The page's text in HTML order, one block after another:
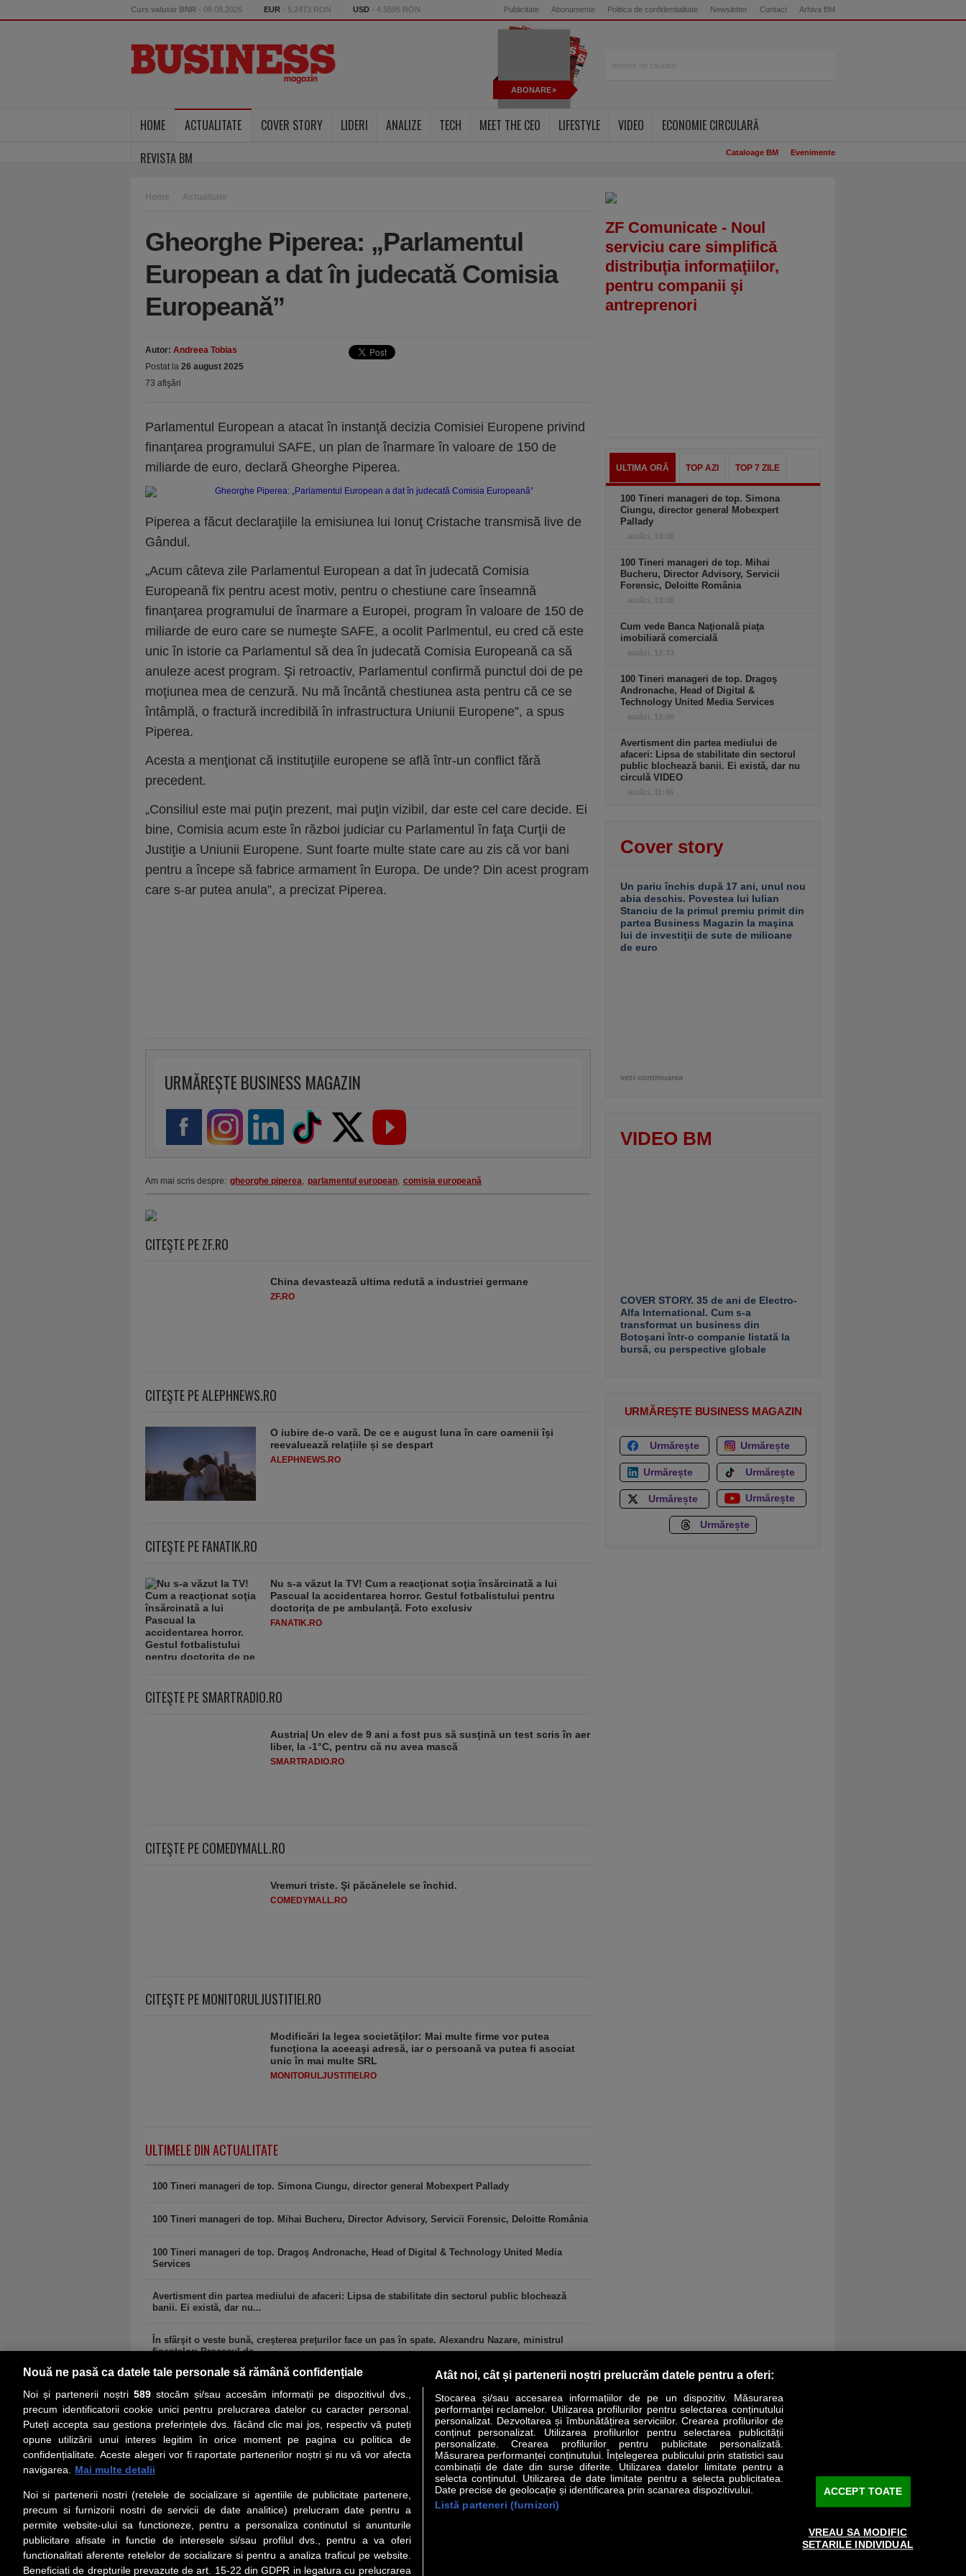
Curs valutar BNR - 09.08.2026 EUR - 5.2473 RON USD - 4.5595 RON Publicitate Abonamente Politica de confidentialitate Newsletter Contact Arhiva BM
ABONARE
HOME ACTUALITATE COVER STORY LIDERI ANALIZE TECH MEET THE CEO LIFESTYLE VIDEO
ECONOMIE CIRCULARĂ
REVISTA BM
Cataloage BM Evenimente
Home Actualitate
Gheorghe Piperea: „Parlamentul
European a dat în judecată Comisia
Europeană”
Autor: Andreea Tobias
Postat la 26 august 2025
73 afişări
Parlamentul European a atacat în instanţă decizia Comisiei Europene privind
finanţarea programului SAFE, un plan de înarmare în valoare de 150 de
miliarde de euro, declară Gheorghe Piperea.
Piperea a făcut declaraţiile la emisiunea lui Ionuţ Cristache transmisă live de
Gândul.
„Acum câteva zile Parlamentul European a dat în judecată Comisia
Europeană fix pentru acest motiv, pentru o chestiune care înseamnă
finanţarea programului de înarmare a Europei, program în valoare de 150 de
miliarde de euro care se numeşte SAFE, a ocolit Parlmentul, eu cred că este
unic în istorie ca Parlamentul să dea în judecată Comisia Europeană ca să
anuleze acest program. Şi retroactiv, Parlamentul confirmă punctul doi de pe
moţiunea mea de cenzură. Nu mă încântă chestiunea asta pentru că ce se
întâmplă, o fractură incredibilă în infrastructura Uniunii Europene”, a spus
Piperea.
Acesta a menţionat că instituţiile europene se află într-un conflict fără
precedent.
„Consiliul este mai puţin prezent, mai puţin vizibil, dar este cel care decide. Ei
bine, Comisia acum este în război judiciar cu Parlamentul în faţa Curţii de
Justiţie a Uniunii Europene. Sunt foarte multe state care au zis că vor bani
pentru a începe să fabrice armament în Europa. De unde? Din acest program
care s-ar putea anula”, a precizat Piperea.
URMĂREȘTE BUSINESS MAGAZIN
Am mai scris despre: gheorghe piperea, parlamentul european, comisia europeană
CITEŞTE PE ZF.RO
China devastează ultima redută a industriei germane
ZF.RO
CITEŞTE PE ALEPHNEWS.RO
O iubire de-o vară. De ce e august luna în care oamenii își
reevaluează relațiile și se despart
ALEPHNEWS.RO
CITEŞTE PE FANATIK.RO
Nu s-a văzut la TV! Cum a reacţionat soţia însărcinată a lui
Pascual la accidentarea horror. Gestul fotbalistului pentru
doctoriţa de pe ambulanţă. Foto exclusiv
FANATIK.RO
CITEŞTE PE SMARTRADIO.RO
Austria| Un elev de 9 ani a fost pus să susţină un test scris în aer
liber, la -1°C, pentru că nu avea mască
SMARTRADIO.RO
CITEŞTE PE COMEDYMALL.RO
Vremuri triste. Şi păcănelele se închid.
COMEDYMALL.RO
CITEŞTE PE MONITORULJUSTITIEI.RO
Modificări la legea societăţilor: Mai multe firme vor putea
funcţiona la aceeaşi adresă, iar o persoană va putea fi asociat
unic în mai multe SRL
MONITORULJUSTITIEI.RO
ULTIMELE DIN ACTUALITATE
100 Tineri manageri de top. Simona Ciungu, director general Mobexpert Pallady
100 Tineri manageri de top. Mihai Bucheru, Director Advisory, Servicii Forensic, Deloitte România
100 Tineri manageri de top. Dragoş Andronache, Head of Digital & Technology United Media
Services
Avertisment din partea mediului de afaceri: Lipsa de stabilitate din sectorul public blochează
banii. Ei există, dar nu...
În sfârşit o veste bună, creşterea preţurilor face un pas în spate. Alexandru Nazare, ministrul
finanţelor: Procesul de...
ZF Comunicate - Noul
serviciu care simplifică
distribuţia informaţiilor,
pentru companii şi
antreprenori
ULTIMA ORĂ TOP AZI TOP 7 ZILE
100 Tineri manageri de top. Simona
Ciungu, director general Mobexpert
Pallady
astăzi, 14:00
100 Tineri manageri de top. Mihai
Bucheru, Director Advisory, Servicii
Forensic, Deloitte România
astăzi, 13:00
Cum vede Banca Naţională piaţa
imobiliară comercială
astăzi, 12:33
100 Tineri manageri de top. Dragoş
Andronache, Head of Digital &
Technology United Media Services
astăzi, 12:00
Avertisment din partea mediului de
afaceri: Lipsa de stabilitate din sectorul
public blochează banii. Ei există, dar nu
circulă VIDEO
astăzi, 11:46
Cover story
Un pariu închis după 17 ani, unul nou
abia deschis. Povestea lui Iulian
Stanciu de la primul premiu primit din
partea Business Magazin la maşina
lui de investiţii de sute de milioane
de euro
vezi continuarea
VIDEO BM
COVER STORY. 35 de ani de Electro-
Alfa International. Cum s-a
transformat un business din
Botoşani într-o companie listată la
bursă, cu perspective globale
URMĂREȘTE BUSINESS MAGAZIN
Urmărește Urmărește
Urmărește Urmărește
Urmărește Urmărește
Urmărește
PRIMA PAGINĂ COVER STORY LIDERI ANALIZE HI-TECH MEET THE CEO LIFESTYLE SPECIAL OPINII
Social
Urmareste-ne pe Facebook
iarul Financiar
Despre Noi
Contact Redactie
Contact Marketing
Contact Vanzari
Politica de confidentialitate
Termeni si conditii
About cookies
Servicii Revista Business Magazin
Abonează-te şi primeşte revista acasă
Nouă ne pasă ca datele tale personale să rămână confidențiale
Noi și partenerii noștri 589stocăm și/sau accesăm informații pe dispozitivul dvs.,
precum identificatorii cookie unici pentru prelucrarea datelor cu caracter personal.
Puteți accepta sau gestiona preferințele dvs. făcând clic mai jos, respectiv vă puteți
opune utilizării unui interes legitim în orice moment pe pagina cu politica de
confidențialitate. Aceste alegeri vor fi raportate partenerilor noștri și nu vă vor afecta
navigarea.
Mai multe detalii
Noi si partenerii nostri (retelele de socializare si agentiile de publicitate partenere,
precum si furnizorii nostri de servicii de date analitice) prelucram date pentru a
permite website-ului sa functioneze, pentru a personaliza continutul si anunturile
publicitare afisate in functie de interesele si/sau profilul dvs., pentru a va oferi
functionalitati aferente retelelor de socializare si pentru a analiza traficul pe website.
Beneficiati de drepturile prevazute de art. 15-22 din GDPR in legatura cu prelucrarea
Atât noi, cât și partenerii noștri prelucrăm datele pentru a oferi:
Stocarea și/sau accesarea informațiilor de pe un dispozitiv. Măsurarea
performanței reclamelor. Utilizarea profilurilor pentru selectarea conținutului
personalizat. Dezvoltarea și îmbunătățirea serviciilor. Crearea profilurilor de
conținut personalizat. Utilizarea profilurilor pentru selectarea publicității
personalizate. Crearea profilurilor pentru publicitate personalizată.
Măsurarea performanței conținutului. Înțelegerea publicului prin statistici sau
combinații de date din surse diferite. Utilizarea datelor limitate pentru a
selecta conținutul. Utilizarea de date limitate pentru a selecta publicitatea.
Date precise de geolocație și identificarea prin scanarea dispozitivului.
Listă parteneri (furnizori)
ACCEPT TOATE
VREAU SA MODIFIC
SETARILE INDIVIDUAL